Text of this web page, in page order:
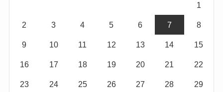
1
2 3 4 5 6 7 8
9 10 11 12 13 14 15
16 17 18 19 20 21 22
23 24 25 26 27 28 29